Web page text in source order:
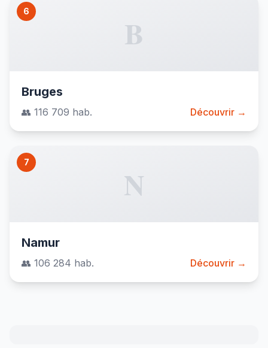
6
B
Bruges
👥 116 709 hab. Découvrir →
7
N
Namur
👥 106 284 hab. Découvrir →